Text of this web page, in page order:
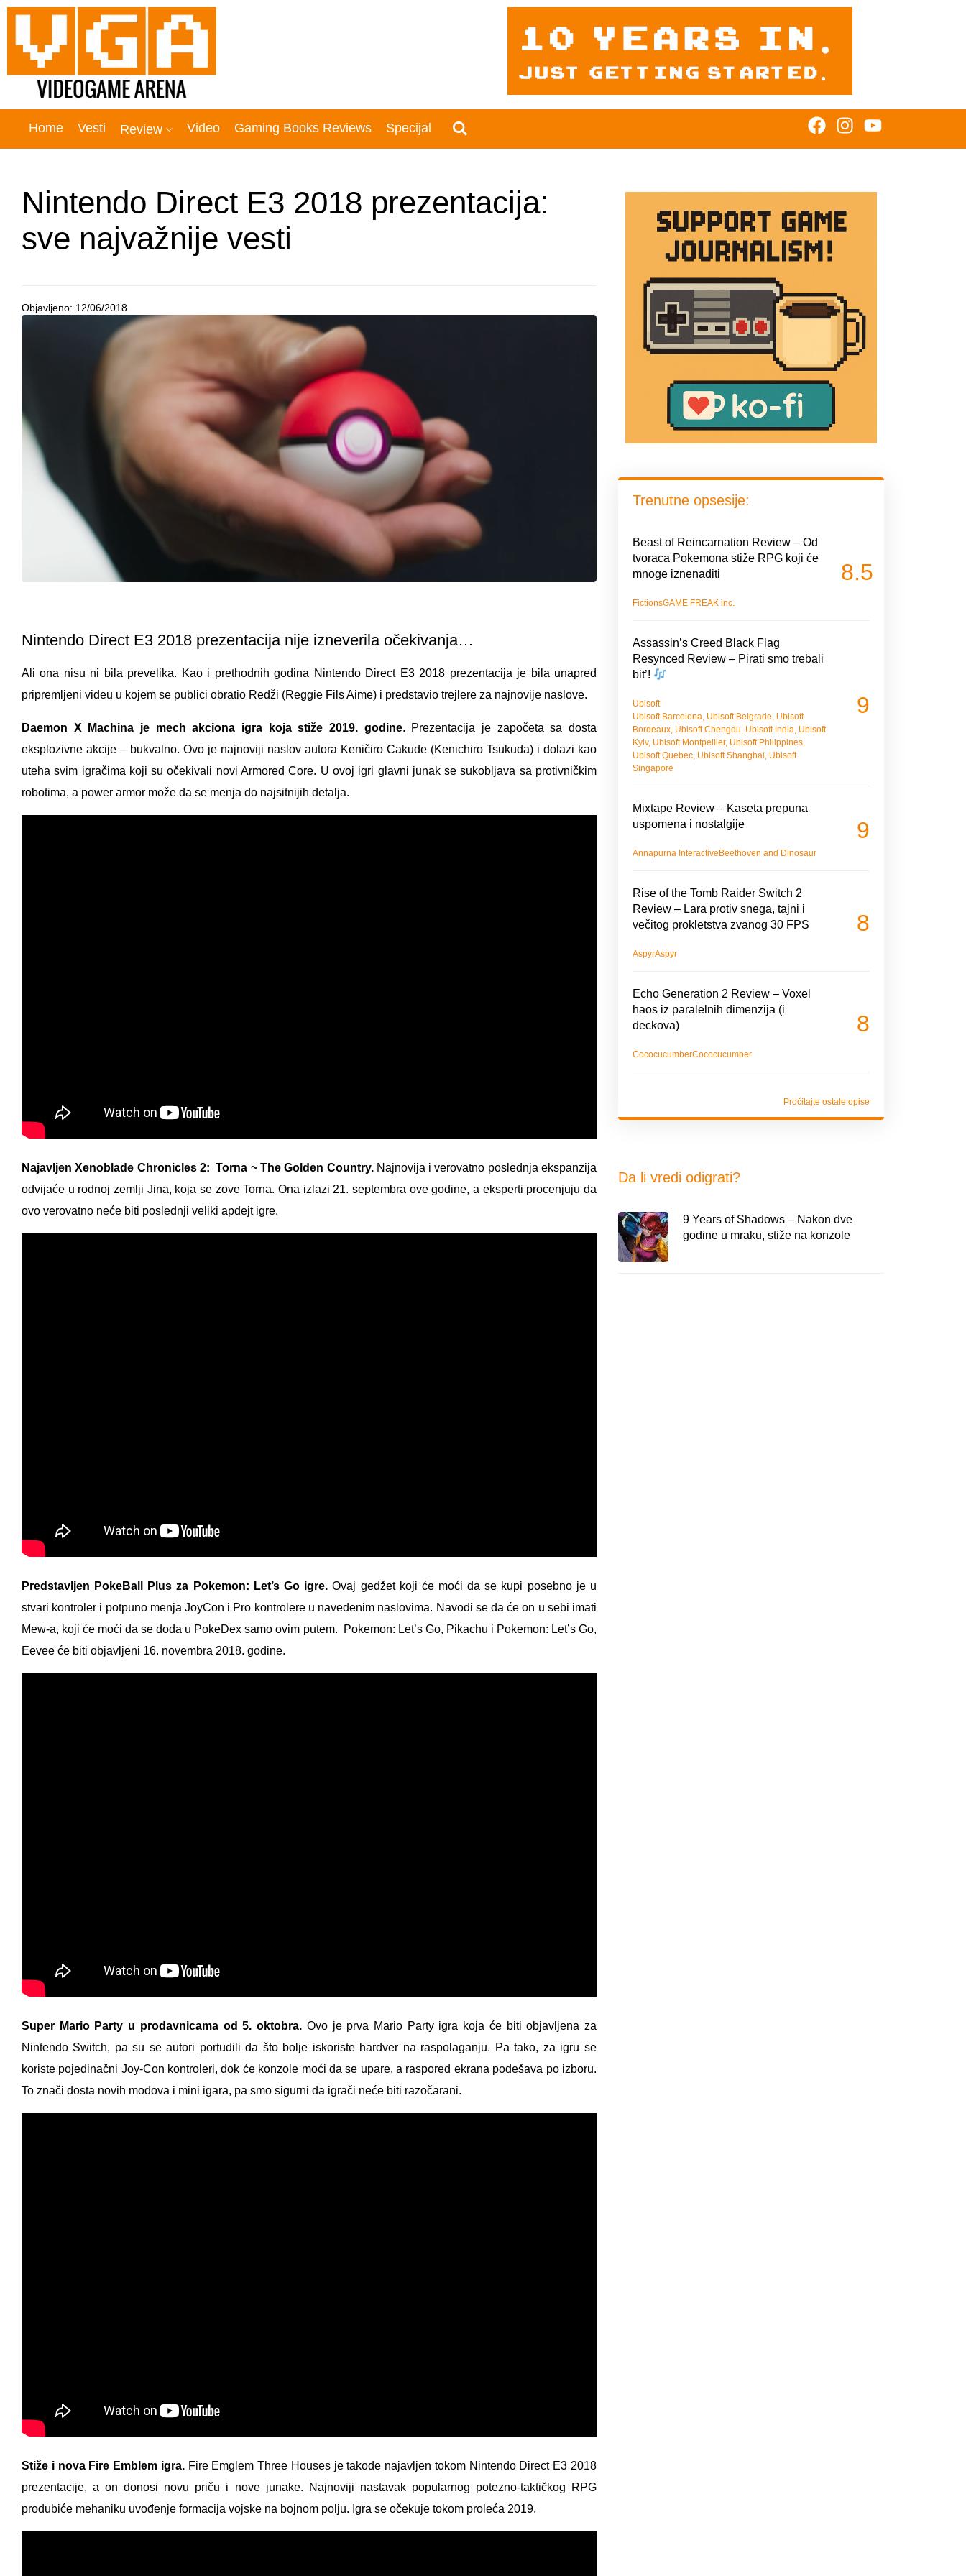
Home Vesti Review Video Gaming Books Reviews Specijal
Nintendo Direct E3 2018 prezentacija:
sve najvažnije vesti
Objavljeno: 12/06/2018
Nintendo Direct E3 2018 prezentacija nije izneverila očekivanja…
Ali ona nisu ni bila prevelika. Kao i prethodnih godina Nintendo Direct E3 2018 prezentacija je bila unapred
pripremljeni videu u kojem se publici obratio Redži (Reggie Fils Aime) i predstavio trejlere za najnovije naslove.
Daemon X Machina je mech akciona igra koja stiže 2019. godine. Prezentacija je započeta sa dosta
eksplozivne akcije – bukvalno. Ovo je najnoviji naslov autora Keničiro Cakude (Kenichiro Tsukuda) i dolazi kao
uteha svim igračima koji su očekivali novi Armored Core. U ovoj igri glavni junak se sukobljava sa protivničkim
robotima, a power armor može da se menja do najsitnijih detalja.
Najavljen Xenoblade Chronicles 2: Torna ~ The Golden Country.Najnovija i verovatno poslednja ekspanzija
odvijaće u rodnoj zemlji Jina, koja se zove Torna. Ona izlazi 21. septembra ove godine, a eksperti procenjuju da
ovo verovatno neće biti poslednji veliki apdejt igre.
Predstavljen PokeBall Plus za Pokemon: Let’s Go igre. Ovaj gedžet koji će moći da se kupi posebno je u
stvari kontroler i potpuno menja JoyCon i Pro kontrolere u navedenim naslovima. Navodi se da će on u sebi imati
Mew-a, koji će moći da se doda u PokeDex samo ovim putem. Pokemon: Let’s Go, Pikachu i Pokemon: Let’s Go,
Eevee će biti objavljeni 16. novembra 2018. godine.
Super Mario Party u prodavnicama od 5. oktobra. Ovo je prva Mario Party igra koja će biti objavljena za
Nintendo Switch, pa su se autori portudili da što bolje iskoriste hardver na raspolaganju. Pa tako, za igru se
koriste pojedinačni Joy-Con kontroleri, dok će konzole moći da se upare, a raspored ekrana podešava po izboru.
To znači dosta novih modova i mini igara, pa smo sigurni da igrači neće biti razočarani.
Stiže i nova Fire Emblem igra.Fire Emglem Three Houses je takođe najavljen tokom Nintendo Direct E3 2018
prezentacije, a on donosi novu priču i nove junake. Najnoviji nastavak popularnog potezno-taktičkog RPG
produbiće mehaniku uvođenje formacija vojske na bojnom polju. Igra se očekuje tokom proleća 2019.
Trenutne opsesije:
Beast of Reincarnation Review – Od
tvoraca Pokemona stiže RPG koji će
mnoge iznenaditi
FictionsGAME FREAK inc.
8.5
Assassin’s Creed Black Flag
Resynced Review – Pirati smo trebali
bit’!
Ubisoft
Ubisoft Barcelona, Ubisoft Belgrade, Ubisoft
Bordeaux, Ubisoft Chengdu, Ubisoft India, Ubisoft
Kyiv, Ubisoft Montpellier, Ubisoft Philippines,
Ubisoft Quebec, Ubisoft Shanghai, Ubisoft
Singapore
9
Mixtape Review – Kaseta prepuna
uspomena i nostalgije
Annapurna Interactive Beethoven and Dinosaur
9
Rise of the Tomb Raider Switch 2
Review – Lara protiv snega, tajni i
večitog prokletstva zvanog 30 FPS
AspyrAspyr
8
Echo Generation 2 Review – Voxel
haos iz paralelnih dimenzija (i
deckova)
CococucumberCococucumber
8
Pročitajte ostale opise
Da li vredi odigrati?
9 Years of Shadows – Nakon dve
godine u mraku, stiže na konzole